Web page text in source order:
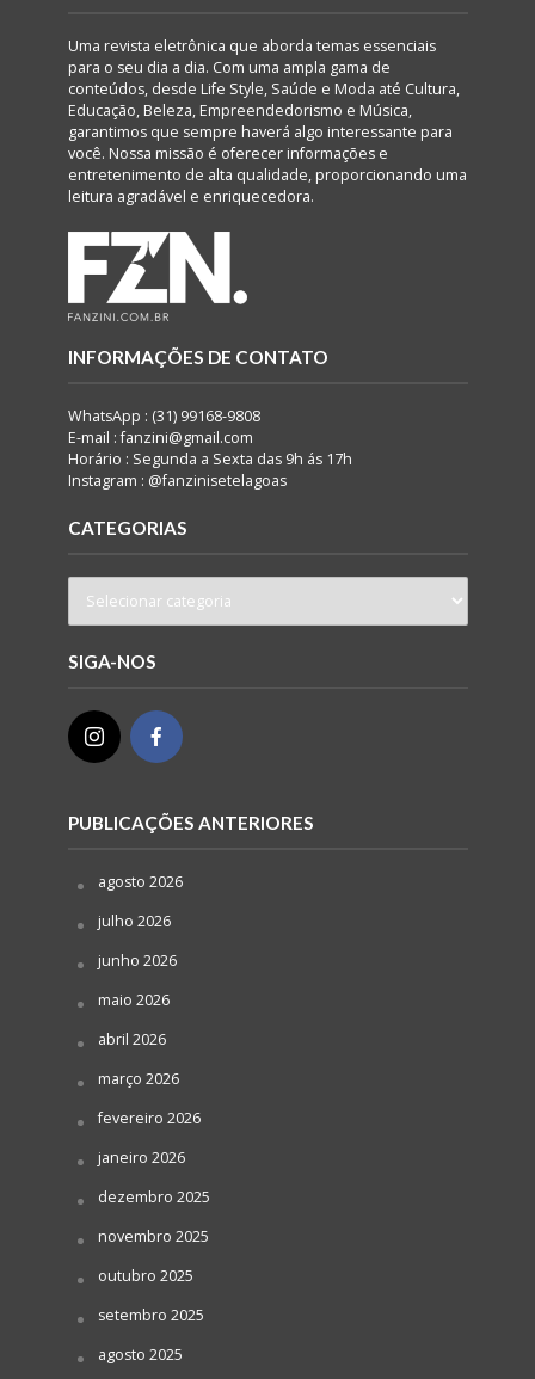
Uma revista eletrônica que aborda temas essenciais
para o seu dia a dia. Com uma ampla gama de
conteúdos, desde Life Style, Saúde e Moda até Cultura,
Educação, Beleza, Empreendedorismo e Música,
garantimos que sempre haverá algo interessante para
você. Nossa missão é oferecer informações e
entretenimento de alta qualidade, proporcionando uma
leitura agradável e enriquecedora.
INFORMAÇÕES DE CONTATO
WhatsApp : (31) 99168-9808
E-mail : fanzini@gmail.com
Horário : Segunda a Sexta das 9h ás 17h
Instagram : @fanzinisetelagoas
CATEGORIAS
SIGA-NOS
PUBLICAÇÕES ANTERIORES
agosto 2026
julho 2026
junho 2026
maio 2026
abril 2026
março 2026
fevereiro 2026
janeiro 2026
dezembro 2025
novembro 2025
outubro 2025
setembro 2025
agosto 2025